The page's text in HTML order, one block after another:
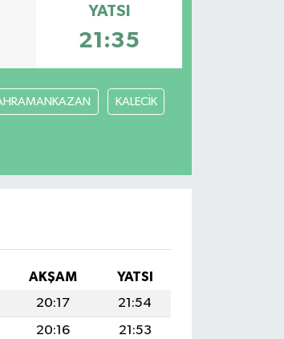
YATSI
21:35
KALECİK
AKŞAM
YATSI
20:17
21:54
20:16
21:53